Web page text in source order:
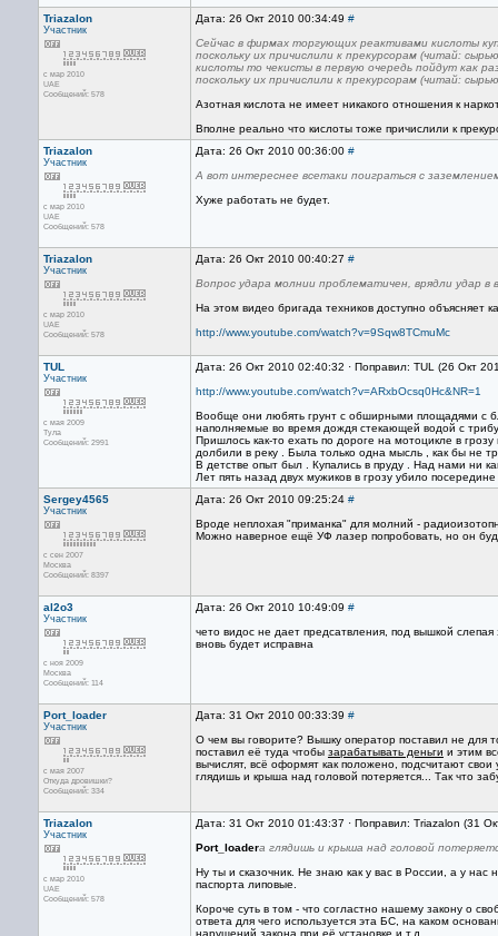
Triazalon
Участник
с мар 2010
UAE
Сообщений: 578
Дата: 26 Окт 2010 00:34:49 #
Сейчас в фирмах торгующих реактивами кислоты
поскольку их причислили к прекурсорам (читай:
кислоты то чекисты в первую очередь пойдут как
поскольку их причислили к прекурсорам (читай:
Азотная кислота не имеет никакого отношения к
Вполне реально что кислоты тоже причислили к
Triazalon
Участник
с мар 2010
UAE
Сообщений: 578
Дата: 26 Окт 2010 00:36:00 #
А вот интереснее всетаки поиграться с
Хуже работать не будет.
Triazalon
Участник
с мар 2010
UAE
Сообщений: 578
Дата: 26 Окт 2010 00:40:27 #
Вопрос удара молнии проблематичен, врядли удар
На этом видео бригада техников доступно объясняет
http://www.youtube.com/watch?v=9Sqw8TCmuMc
TUL
Участник
с мая 2009
Тула
Сообщений: 2991
Дата: 26 Окт 2010 02:40:32 · Поправил: TUL (26 Окт
http://www.youtube.com/watch?v=ARxbOcsq0Hc&NR=1
Вообще они любять грунт с обширными площадями с
наполняемые во время дождя стекающей водой с
Пришлось как-то ехать по дороге на мотоцикле в
долбили в реку . Была только одна мысль , как бы не
В детстве опыт был . Купались в пруду . Над нами ни
Лет пять назад двух мужиков в грозу убило
Sergey4565
Участник
с сен 2007
Москва
Сообщений: 8397
Дата: 26 Окт 2010 09:25:24 #
Вроде неплохая "приманка" для молний -
Можно наверное ещё УФ лазер попробовать, но он
al2o3
Участник
с ноя 2009
Москва
Сообщений: 114
Дата: 26 Окт 2010 10:49:09 #
чето видос не дает предсатвления, под вышкой
вновь будет исправна
Port_loader
Участник
с мая 2007
Откуда дровишки?
Сообщений: 334
Дата: 31 Окт 2010 00:33:39 #
О чем вы говорите? Вышку оператор поставил не для
поставил её туда чтобы зарабатывать деньги и этим
вычислят, всё оформят как положено, подсчитают
глядишь и крыша над головой потеряется... Так что
Triazalon
Участник
с мар 2010
UAE
Сообщений: 578
Дата: 31 Окт 2010 01:43:37 · Поправил: Triazalon (31
Port_loaderа глядишь и крыша над головой
Ну ты и сказочник. Не знаю как у вас в России, а у
паспорта липовые.
Короче суть в том - что согластно нашему закону о
ответа для чего используется эта БС, на каком
нарушений закона при её установке и т.д.